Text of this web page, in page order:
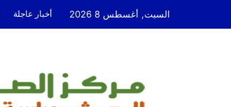
السبت, أغسطس 8 2026 أخبار عاجلة